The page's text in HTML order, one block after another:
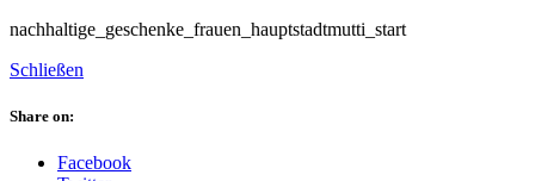
nachhaltige_geschenke_frauen_hauptstadtmutti_start
Schließen
Share on:
Facebook